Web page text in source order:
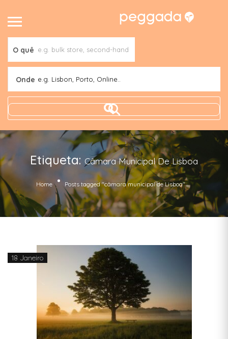
O quê
Onde e.g. Lisbon, Porto, Online..
Etiqueta: Câmara Municipal De Lisboa
Home Posts tagged "câmara municipal de Lisboa"
18 Janeiro